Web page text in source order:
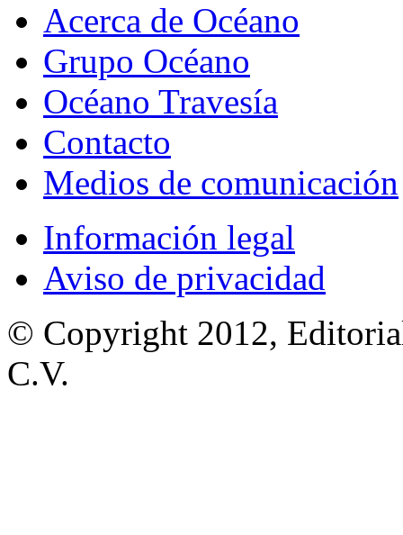
Acerca de Océano
Grupo Océano
Océano Travesía
Contacto
Medios de comunicación
Información legal
Aviso de privacidad
© Copyright 2012,
C.V.